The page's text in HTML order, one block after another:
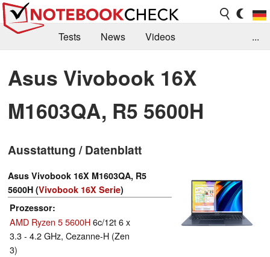
Tests News
Videos
Kaufberatung
Deals Suche
Jobs
Forum
...
Asus Vivobook 16X
M1603QA, R5 5600H
Ausstattung / Datenblatt
Asus Vivobook 16X M1603QA, R5
5600H (Vivobook 16X Serie)
Prozessor
AMD Ryzen 5 5600H6c/12t 6 x
3.3 - 4.2 GHz, Cezanne-H (Zen
3)